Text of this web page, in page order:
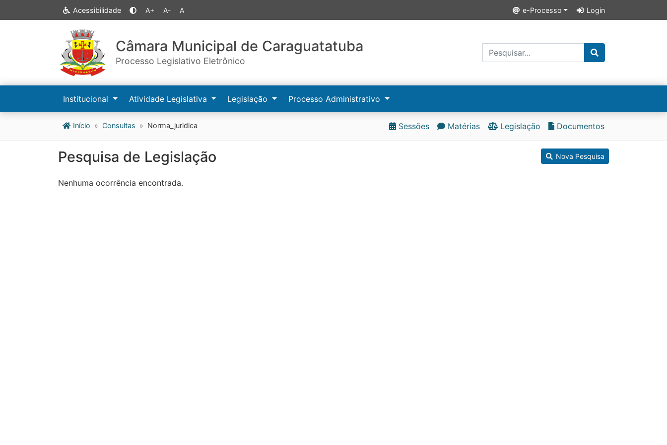
Acessibilidade A+ A- A e-Processo Login
Câmara Municipal de Caraguatatuba
Processo Legislativo Eletrônico
Institucional Atividade Legislativa Legislação Processo Administrativo
Início Consultas Norma_juridica Sessões Matérias Legislação Documentos
Pesquisa de Legislação Nova Pesquisa
Nenhuma ocorrência encontrada.